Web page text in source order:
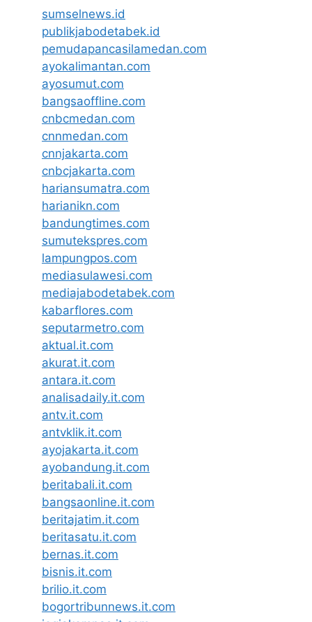
sumselnews.id
publikjabodetabek.id
pemudapancasilamedan.com
ayokalimantan.com
ayosumut.com
bangsaoffline.com
cnbcmedan.com
cnnmedan.com
cnnjakarta.com
cnbcjakarta.com
hariansumatra.com
harianikn.com
bandungtimes.com
sumutekspres.com
lampungpos.com
mediasulawesi.com
mediajabodetabek.com
kabarflores.com
seputarmetro.com
aktual.it.com
akurat.it.com
antara.it.com
analisadaily.it.com
antv.it.com
antvklik.it.com
ayojakarta.it.com
ayobandung.it.com
beritabali.it.com
bangsaonline.it.com
beritajatim.it.com
beritasatu.it.com
bernas.it.com
bisnis.it.com
brilio.it.com
bogortribunnews.it.com